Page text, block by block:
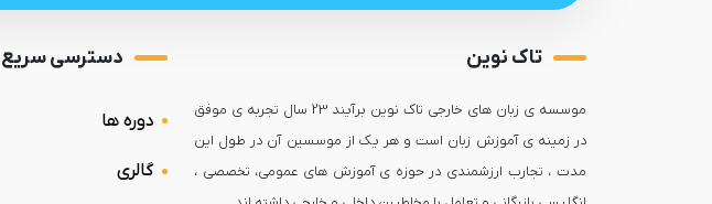
تاک نوین
موسسه ی زبان های خارجی تاک نوین برآیند 23 سال تجربه ی موفق
در زمینه ی آموزش زبان است و هر یک از موسسین آن در طول این
مدت ، تجارب ارزشمندی در حوزه ی آموزش های عمومی، تخصصی ،
دسترسی سریع
دوره ها
گالری